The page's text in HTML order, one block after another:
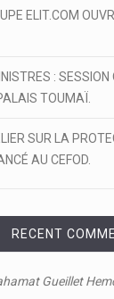
ELIT.COM
: SESSION
TOUMAÏ.
SUR LA
AU CEFOD.
RECENT
Gueillet